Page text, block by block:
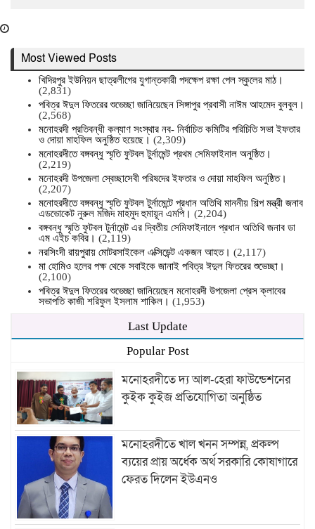
Most Viewed Posts
খিদিরপুর ইউনিয়ন ছাত্রলীগের যুগান্তকারী পদক্ষেপ রক্ষা পেল স্কুলের মাঠ।
(2,831)
পবিত্র ঈদুল ফিতরের শুভেচ্ছা জানিয়েছেন সিঙ্গাপুর প্রবাসী নাঈম আহমেদ বুলবুল।
(2,568)
মনোহরদী প্রতিবন্ধী কল্যাণ সংস্থার নব- নির্বাচিত কমিটির পরিচিতি সভা ইফতার
ও দোয়া মাহফিল অনুষ্ঠিত হয়েছে। (2,309)
মনোহরদীতে বঙ্গবন্ধু স্মৃতি ফুটবল টুর্নামেন্ট প্রথম সেমিফাইনাল অনুষ্ঠিত।
(2,219)
মনোহরদী উপজেলা স্বেচ্ছাসেবী পরিষদের ইফতার ও দোয়া মাহফিল অনুষ্ঠিত।
(2,207)
মনোহরদীতে বঙ্গবন্ধু স্মৃতি ফুটবল টুর্নামেন্টে প্রধান অতিথি মাননীয় শিল্প মন্ত্রী জনাব
এডভোকেট নুরুল মজিদ মাহমুদ হুমায়ূন এমপি। (2,204)
বঙ্গবন্ধু স্মৃতি ফুটবল টুর্নামেন্ট এর দ্বিতীয় সেমিফাইনালে প্রধান অতিথি জনাব ডা
এম এইচ কবির। (2,119)
নরসিংদী রায়পুরায় মোটরসাইকেল এক্সিডেন্ট একজন আহত। (2,117)
মা হোমিও হলের পক্ষ থেকে সবাইকে জানাই পবিত্র ঈদুল ফিতরের শুভেচ্ছা।
(2,100)
পবিত্র ঈদুল ফিতরের শুভেচ্ছা জানিয়েছেন মনোহরদী উপজেলা প্রেস ক্লাবের
সভাপতি কাজী শরিফুল ইসলাম শাকিল। (1,953)
Last Update
Popular Post
মনোহরদীতে দ্য আল-হেরা ফাউন্ডেশনের
কুইক কুইজ প্রতিযোগিতা অনুষ্ঠিত
মনোহরদীতে খাল খনন সম্পন্ন, প্রকল্প
ব্যয়ের প্রায় অর্ধেক অর্থ সরকারি কোষাগারে
ফেরত দিলেন ইউএনও